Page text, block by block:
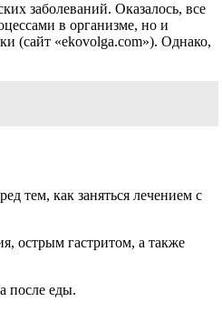
заболеваний. Оказалось, все
в организме, но и
(сайт «ekovolga.com»). Однако,
тем, как заняться лечением с
острым гастритом, а также
после еды.